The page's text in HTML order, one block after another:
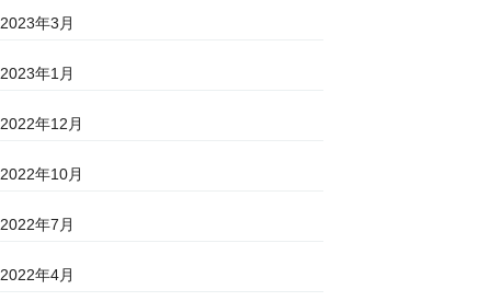
2023年3月
2023年1月
2022年12月
2022年10月
2022年7月
2022年4月